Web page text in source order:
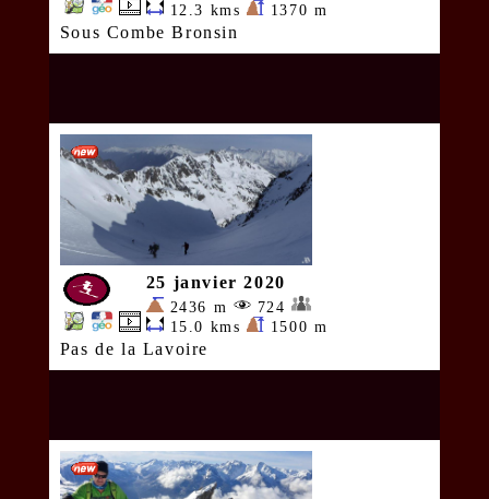
12.3 kms
1370 m
Sous Combe Bronsin
25 janvier 2020
2436 m
724
15.0 kms
1500 m
Pas de la Lavoire